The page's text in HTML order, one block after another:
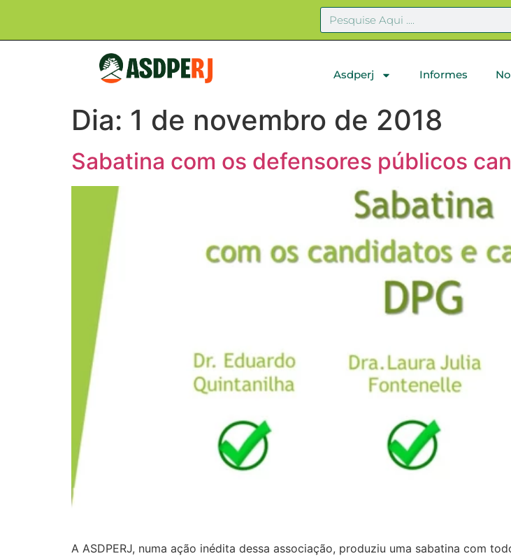
Asdperj Informes
Dia: 1 de novembro de 2018
Sabatina com os defensores públicos
A ASDPERJ, numa ação inédita dessa associação, produziu uma sabatina com